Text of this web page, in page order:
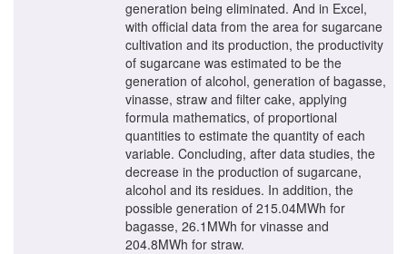
generation being eliminated. And in Excel,
with official data from the area for sugarcane
cultivation and its production, the productivity
of sugarcane was estimated to be the
generation of alcohol, generation of bagasse,
vinasse, straw and filter cake, applying
formula mathematics, of proportional
quantities to estimate the quantity of each
variable. Concluding, after data studies, the
decrease in the production of sugarcane,
alcohol and its residues. In addition, the
possible generation of 215.04MWh for
bagasse, 26.1MWh for vinasse and
204.8MWh for straw.